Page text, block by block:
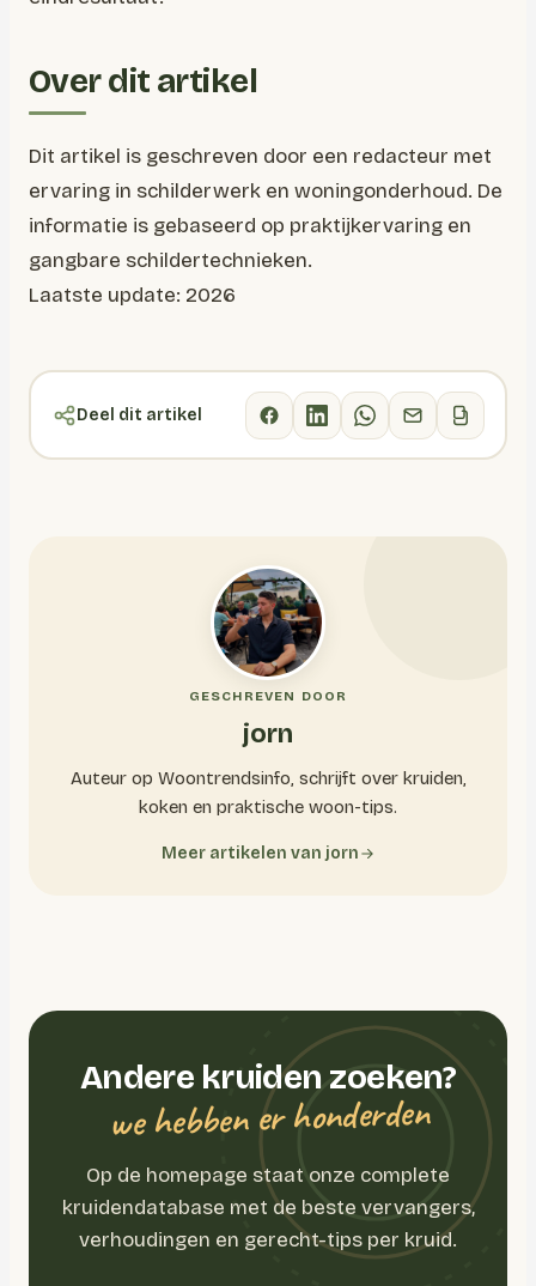
Over dit artikel
Dit artikel is geschreven door een redacteur met
ervaring in schilderwerk en woningonderhoud. De
informatie is gebaseerd op praktijkervaring en
gangbare schildertechnieken.
Laatste update: 2026
Deel dit artikel
GESCHREVEN DOOR
jorn
Auteur op Woontrendsinfo, schrijft over kruiden,
koken en praktische woon-tips.
Meer artikelen van jorn
Andere kruiden zoeken?
we hebben er honderden
Op de homepage staat onze complete
kruidendatabase met de beste vervangers,
verhoudingen en gerecht-tips per kruid.